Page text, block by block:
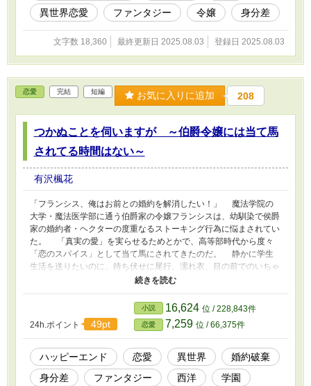
少しだけ進展したい二人のお話です。 ※こちらは短編『つかぬこ
とを伺いますが ～伯爵令嬢には当て馬されてる時間はない～』の
その後の話ですが、読まれていなくても大丈夫です。 短編から
長編（短編連作）に改稿作業中につき、短編から世界設定、人物設
定など、一部変更があります。
異世界恋愛
ファンタジー 令嬢 身分差
文字数 18,360 最終更新日 2025.08.03 登録日 2025.08.03
恋愛 完結 短編 お気に入りに追加 208
つかぬことを伺いますが ～伯爵令嬢には当て馬
されてる時間はない～
有沢楓花
「フランシス、俺はお前との婚約を解消したい！」 魔法学院の
大学・魔法医学部に通う伯爵家の令嬢フランシスは、幼馴染で侯爵
家の婚約者・ヘクターの度重なるストーキング行為に悩まされてい
た。 「真実の愛」を実らせるためとかで、高等部時代から度々
「恋のスパイス」として当て馬にされてきたのだ。 静かに学生
生活を送りたいのに、待ち伏せに尾行、濡れ衣、目の前でのいちゃ
いちゃ。 忍耐の限界を迎えたフランシスは、ついに反撃に出
る。 「本気で婚約解消してくださらないなら、次は法廷でお会い
しましょう！」 そして法学部のモブ系男子・レイモンドに、つ
きまといの証拠を集めて婚約解消をしたいと相談したのだが。
「高貴な血筋なし、特殊設定なし、成績優秀、理想的ですね。……
ということで、結婚していただけませんか？」 「……ちょっと意
味が分からないんだけど」 しかし、フランシスが医学の道を選
んだのは濡れ衣を晴らしたり証拠を集めるためでもあったように、
法学部を選び検事を目指していたレイモンドにもまた、特殊設定で
24h.ポイント 49pt
小説 16,624 位 / 228,843件
恋愛 7,259 位 / 66,375件
ハッピーエンド 恋愛 異世界
婚約破棄
身分差
ファンタジー 西洋
学園